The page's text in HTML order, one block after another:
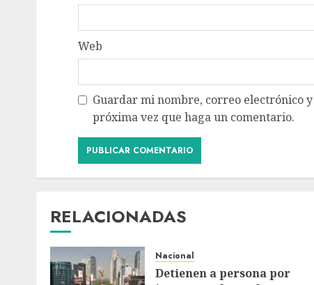
Web
Guardar mi nombre, correo electrónico
próxima vez que haga un comentario.
RELACIONADAS
Nacional
Detienen a persona por